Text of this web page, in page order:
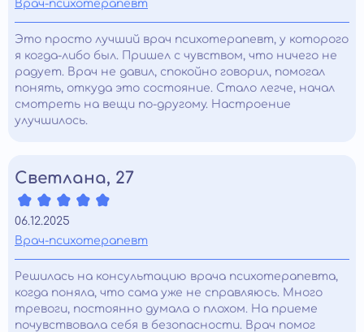
Врач-психотерапевт
Это просто лучший врач психотерапевт, у которого
я когда-либо был. Пришел с чувством, что ничего не
радует. Врач не давил, спокойно говорил, помогал
понять, откуда это состояние. Стало легче, начал
смотреть на вещи по-другому. Настроение
улучшилось.
Светлана, 27
06.12.2025
Врач-психотерапевт
Решилась на консультацию врача психотерапевта,
когда поняла, что сама уже не справляюсь. Много
тревоги, постоянно думала о плохом. На приеме
почувствовала себя в безопасности. Врач помог